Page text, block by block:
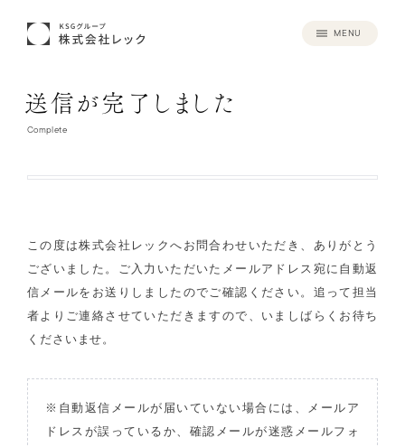
MENU
送信が完了しました
Complete
この度は株式会社レックへお問合わせいただき、ありがとう
ございました。 ご入力いただいたメールアドレス宛に自動返
信メールをお送りしましたのでご確認ください。 追って担当
者よりご連絡させていただきますので、いましばらくお待ち
くださいませ。
※自動返信メールが届いていない場合には、メールア
ドレスが誤っているか、確認メールが迷惑メールフォ